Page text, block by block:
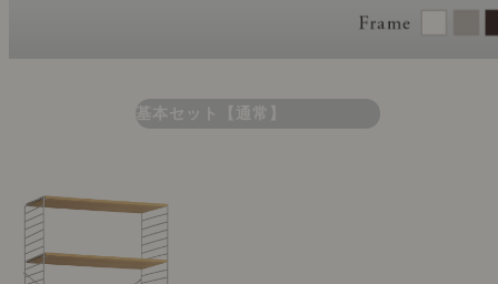
基本セット【通常】